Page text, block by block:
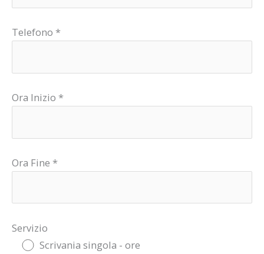
Telefono *
Ora Inizio *
Ora Fine *
Servizio
Scrivania singola - ore